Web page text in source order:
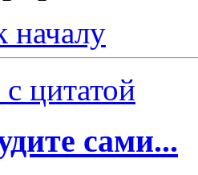
началу
цитатой
сами...